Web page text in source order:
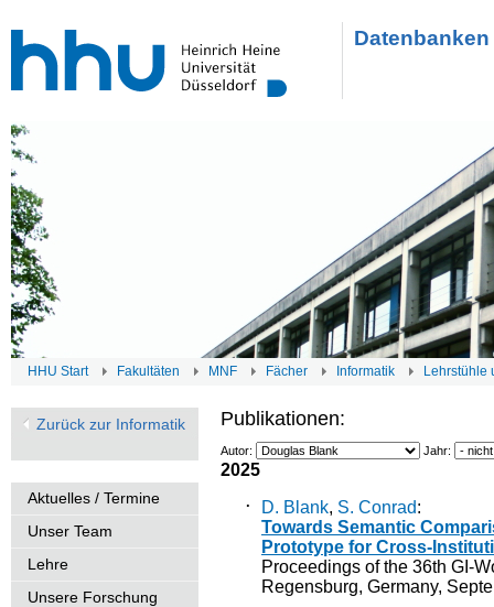
HHU Start Fakultäten MNF Fächer Informatik Lehrstühle
Zurück zur Informatik
Aktuelles / Termine
Unser Team
Lehre
Unsere Forschung
Publikationen:
Autor: Jahr:
2025
· D. Blank, S. Conrad:
Towards Semantic
Prototype for Cross-
Proceedings of the 36th GI-
Regensburg, Germany,